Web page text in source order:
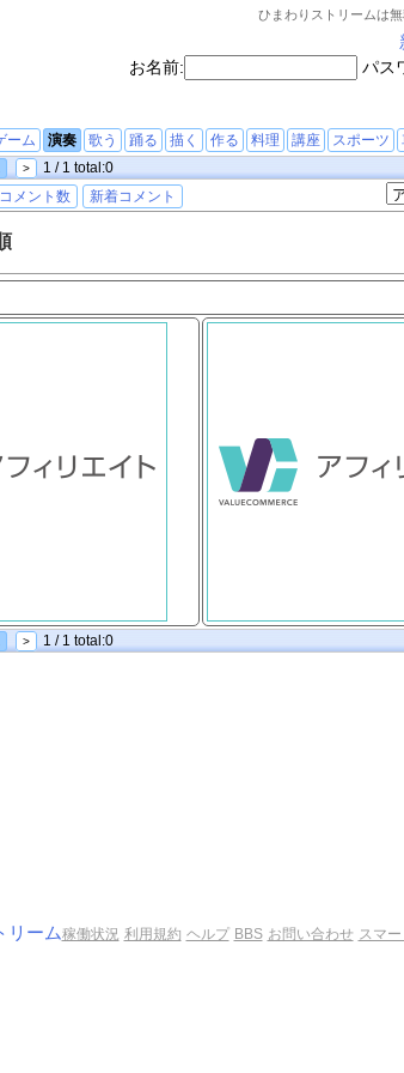
ひまわりストリームは
お名前:
パス
ーム 演奏 歌う 踊る 描く 作る 料理 講座 スポーツ
>
1 / 1 total:0
メント数 新着コメント
> 1 / 1 total:0
リーム稼働状況 利用規約 ヘルプ BBS お問い合わせ スマ